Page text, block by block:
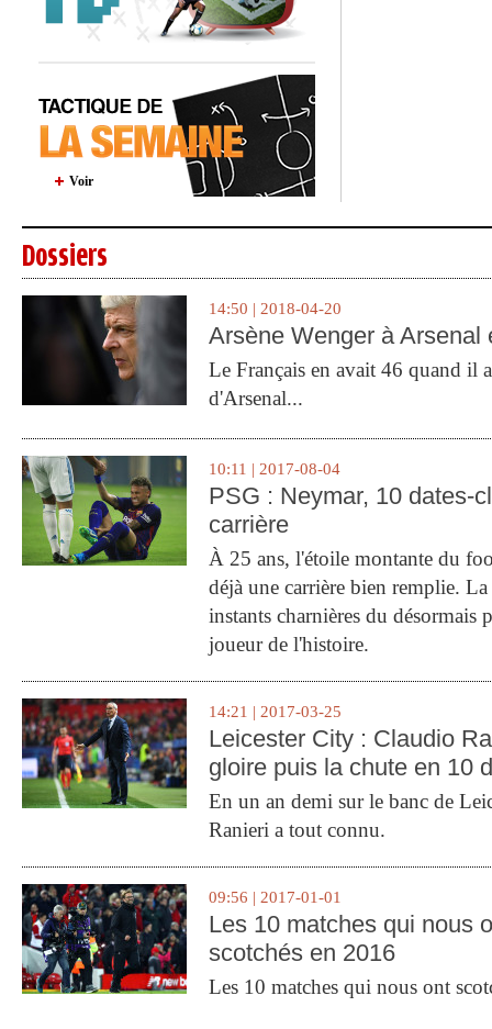
Voir
Dossiers
14:50 | 2018-04-20
Arsène Wenger à Arsenal
Le Français en avait 46 quand il
d'Arsenal...
10:11 | 2017-08-04
PSG : Neymar, 10 dates-
carrière
À 25 ans, l'étoile montante du
déjà une carrière bien remplie.
instants charnières du désormais
joueur de l'histoire.
14:21 | 2017-03-25
Leicester City : Claudio
gloire puis la chute en 10
En un an demi sur le banc de
Ranieri a tout connu.
09:56 | 2017-01-01
Les 10 matches qui nous
scotchés en 2016
Les 10 matches qui nous ont